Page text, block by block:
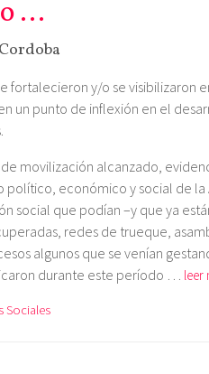
…
fortalecieron y/o se visibilizaron
un punto de inflexión en el
movilización alcanzado,
económico y social de la
social que podían –y que ya
redes de trueque,
algunos que se venían
durante este período … leer
Sociales